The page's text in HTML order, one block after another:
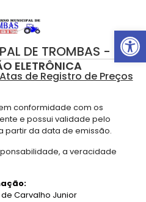
DE TROMBAS - GO
ELETRÔNICA
de Registro de Preços
conformidade com os
e possui validade pelo
partir da data de emissão.
a veracidade
Carvalho Junior
Abrir